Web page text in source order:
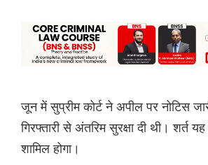
जून में सुप्रीम कोर्ट ने अपील पर नोटिस
गिरफ्तारी से अंतरिम सुरक्षा दी थी। शर्त
शामिल होगा।